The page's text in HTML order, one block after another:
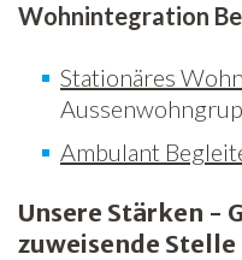
Wohnintegration
Stationäres
Ambulant
Unsere Stärken -
zuweisende Stelle